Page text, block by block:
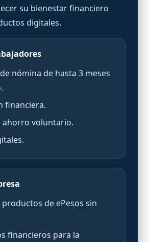
su bienestar financiero
digitales.
nómina de hasta 3 meses
financiera.
ahorro voluntario.
productos de ePesos sin
financieros para la